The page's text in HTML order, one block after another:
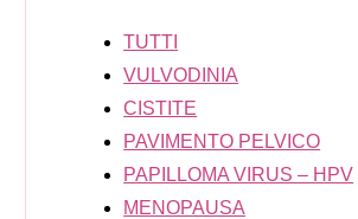
TUTTI
VULVODINIA
CISTITE
PAVIMENTO PELVICO
PAPILLOMA VIRUS – HPV
MENOPAUSA